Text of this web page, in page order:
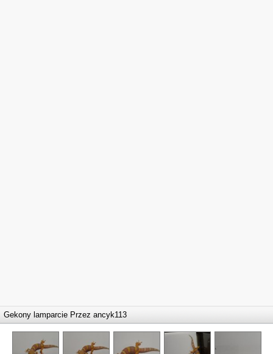
Gekony lamparcie Przez ancyk113